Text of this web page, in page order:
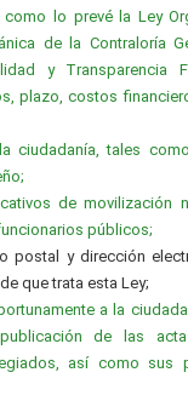
lo prevé la Ley
de la Contraloría
y Transparencia
plazo, costos
ciudadanía, tales
de movilización
públicos;
postal y dirección
que trata esta Ley;
a la
de las
así como sus